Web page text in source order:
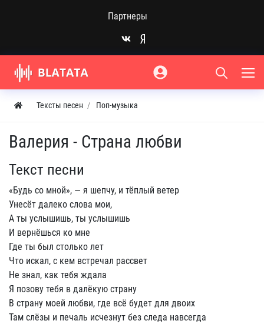
Партнеры
Тексты песен Поп-музыка
Валерия - Страна любви
Текст песни
«Будь со мной», — я шепчу, и тёплый ветер
Унесёт далеко слова мои,
А ты услышишь, ты услышишь
И вернёшься ко мне
Где ты был столько лет
Что искал, с кем встречал рассвет
Не знал, как тебя ждала
Я позову тебя в далёкую страну
В страну моей любви, где всё будет для двоих
Там слёзы и печаль исчезнут без следа навсегда